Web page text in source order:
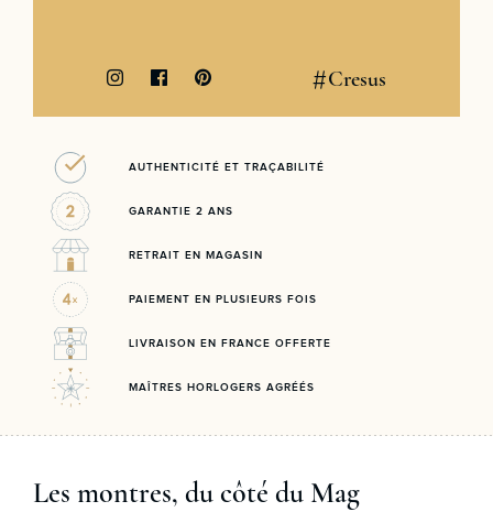
#Cresus
AUTHENTICITÉ ET TRAÇABILITÉ
GARANTIE 2 ANS
RETRAIT EN MAGASIN
PAIEMENT EN PLUSIEURS FOIS
LIVRAISON EN FRANCE OFFERTE
MAÎTRES HORLOGERS AGRÉÉS
Les montres, du côté du Mag